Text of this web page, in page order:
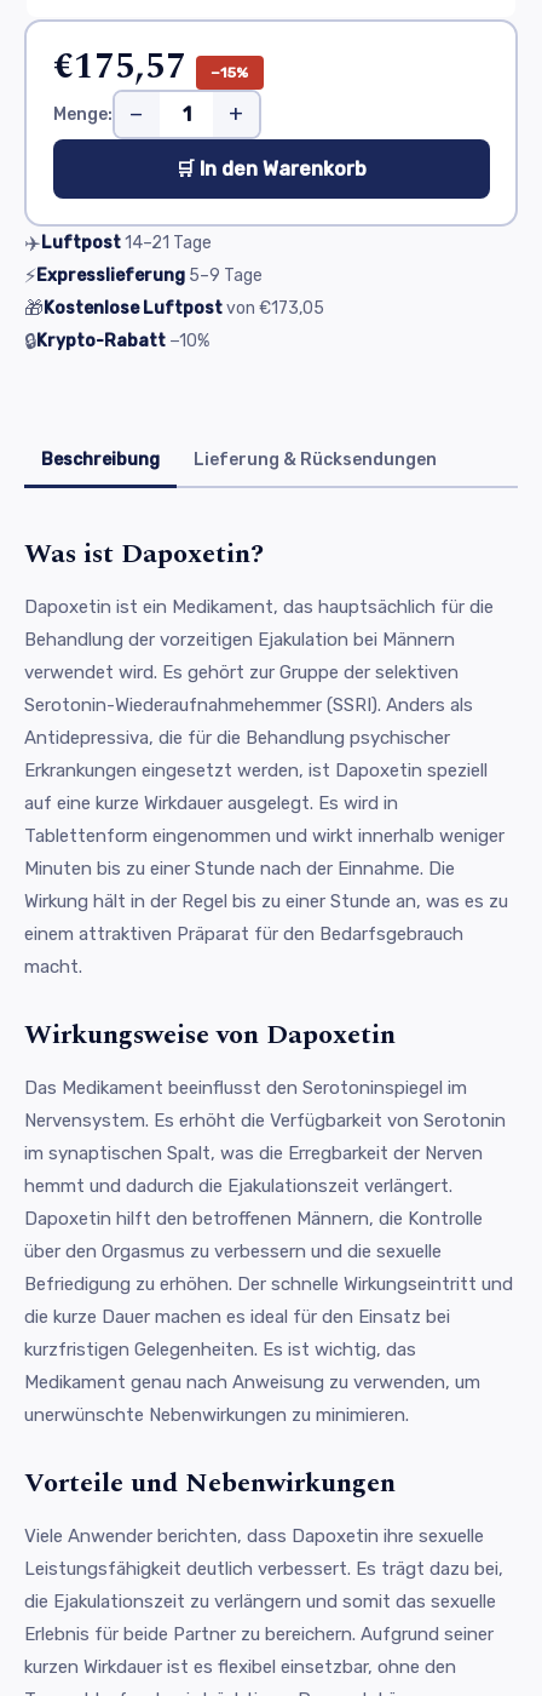
€175,57 −15%
Menge: − +
🛒 In den Warenkorb
✈️Luftpost14–21 Tage
⚡Expresslieferung 5–9 Tage
🎁Kostenlose Luftpostvon €173,05
🔒Krypto-Rabatt −10%
Beschreibung Lieferung & Rücksendungen
Was ist Dapoxetin?
Dapoxetin ist ein Medikament, das hauptsächlich für die
Behandlung der vorzeitigen Ejakulation bei Männern
verwendet wird. Es gehört zur Gruppe der selektiven
Serotonin-Wiederaufnahmehemmer (SSRI). Anders als
Antidepressiva, die für die Behandlung psychischer
Erkrankungen eingesetzt werden, ist Dapoxetin speziell
auf eine kurze Wirkdauer ausgelegt. Es wird in
Tablettenform eingenommen und wirkt innerhalb weniger
Minuten bis zu einer Stunde nach der Einnahme. Die
Wirkung hält in der Regel bis zu einer Stunde an, was es zu
einem attraktiven Präparat für den Bedarfsgebrauch
macht.
Wirkungsweise von Dapoxetin
Das Medikament beeinflusst den Serotoninspiegel im
Nervensystem. Es erhöht die Verfügbarkeit von Serotonin
im synaptischen Spalt, was die Erregbarkeit der Nerven
hemmt und dadurch die Ejakulationszeit verlängert.
Dapoxetin hilft den betroffenen Männern, die Kontrolle
über den Orgasmus zu verbessern und die sexuelle
Befriedigung zu erhöhen. Der schnelle Wirkungseintritt und
die kurze Dauer machen es ideal für den Einsatz bei
kurzfristigen Gelegenheiten. Es ist wichtig, das
Medikament genau nach Anweisung zu verwenden, um
unerwünschte Nebenwirkungen zu minimieren.
Vorteile und Nebenwirkungen
Viele Anwender berichten, dass Dapoxetin ihre sexuelle
Leistungsfähigkeit deutlich verbessert. Es trägt dazu bei,
die Ejakulationszeit zu verlängern und somit das sexuelle
Erlebnis für beide Partner zu bereichern. Aufgrund seiner
kurzen Wirkdauer ist es flexibel einsetzbar, ohne den